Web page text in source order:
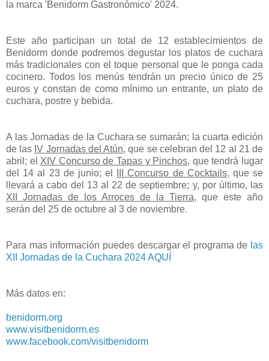
la marca 'Benidorm Gastronómico' 2024.
Este año participan un total de 12 establecimientos de
Benidorm donde podremos degustar los platos de cuchara
más tradicionales con el toque personal que le ponga cada
cocinero. Todos los menús tendrán un precio único de 25
euros y constan de como mínimo un entrante, un plato de
cuchara, postre y bebida.
A las Jornadas de la Cuchara se sumarán; la cuarta edición
de las IV Jornadas del Atún, que se celebran del 12 al 21 de
abril; el XIV Concurso de Tapas y Pinchos, que tendrá lugar
del 14 al 23 de junio; el
III Concurso de Cocktails, que se
llevará a cabo del 13 al 22 de septiembre; y, por último, las
XII Jornadas de los Arroces de la Tierra, que este año
serán del 25 de octubre al 3 de noviembre.
Para mas información puedes descargar el programa de las
XII Jornadas de la Cuchara 2024 AQUÍ
Más datos en:
benidorm.org
www.visitbenidorm.es
www.facebook.com/visitbenidorm